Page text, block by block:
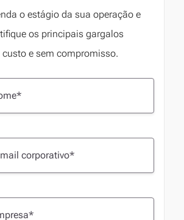
o estágio da sua operação e
os principais gargalos
custo e sem compromisso.